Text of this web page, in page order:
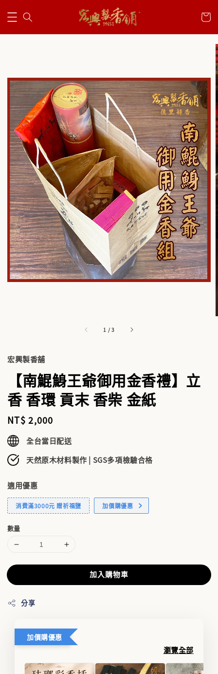
1 /3
宏興製香舖
【南鯤鯓王爺御用金香禮】立
香 香環 貢末 香柴 金紙
Regular
price
NT$ 2,000
全台當日配送
天然原木材料製作 | SGS多項檢驗合格
適用優惠
消費滿3000元 贈祈福鹽 加價購優惠
數量
加入購物車
分享
加價購優惠
瀏覽全部